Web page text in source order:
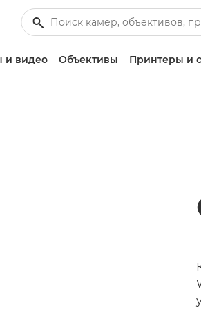
и видео Объективы Принтеры и